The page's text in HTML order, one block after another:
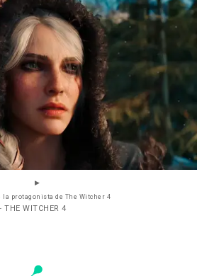
la protagonista de The Witcher 4
- THE WITCHER 4